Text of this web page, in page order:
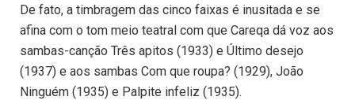
De fato, a timbragem das cinco faixas é inusitada e se
afina com o tom meio teatral com que Careqa dá voz aos
sambas-canção Três apitos (1933) e Último desejo
(1937) e aos sambas Com que roupa? (1929), João
Ninguém (1935) e Palpite infeliz (1935).